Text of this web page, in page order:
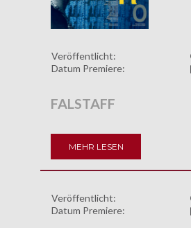
Veröffentlicht:
Datum Premiere:
FALSTAFF
MEHR LESEN
Veröffentlicht:
Datum Premiere: